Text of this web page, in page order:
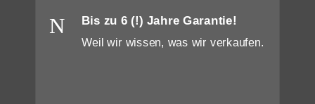
N Bis zu 6 (!) Jahre Garantie!
Weil wir wissen, was wir verkaufen.